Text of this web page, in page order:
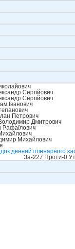
Сергійович
Сергійович
Іванович
Петрович
Дмитрович
Рафаїлович
Михайлович
денний пленарного
За-227 Проти-0